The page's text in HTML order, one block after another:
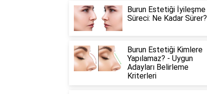
Burun Estetiği İyileşme
Süreci: Ne Kadar Sürer?
Burun Estetiği Kimlere
Yapılamaz? - Uygun
Adayları Belirleme
Kriterleri